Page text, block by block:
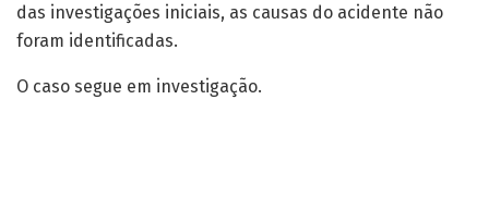
das investigações iniciais, as causas do acidente não
foram identificadas.
O caso segue em investigação.